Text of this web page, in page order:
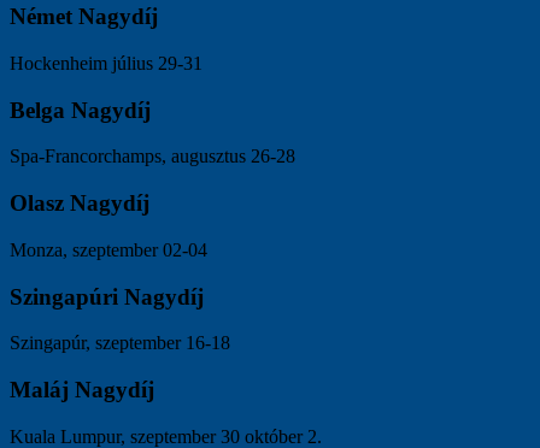
Német Nagydíj
Hockenheim július 29-31
Belga Nagydíj
Spa-Francorchamps, augusztus 26-28
Olasz Nagydíj
Monza, szeptember 02-04
Szingapúri Nagydíj
Szingapúr, szeptember 16-18
Maláj Nagydíj
Kuala Lumpur, szeptember 30 október 2.